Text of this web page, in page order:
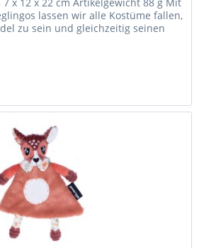
lassen wir alle Kostüme fallen,
zu sein und gleichzeitig seinen